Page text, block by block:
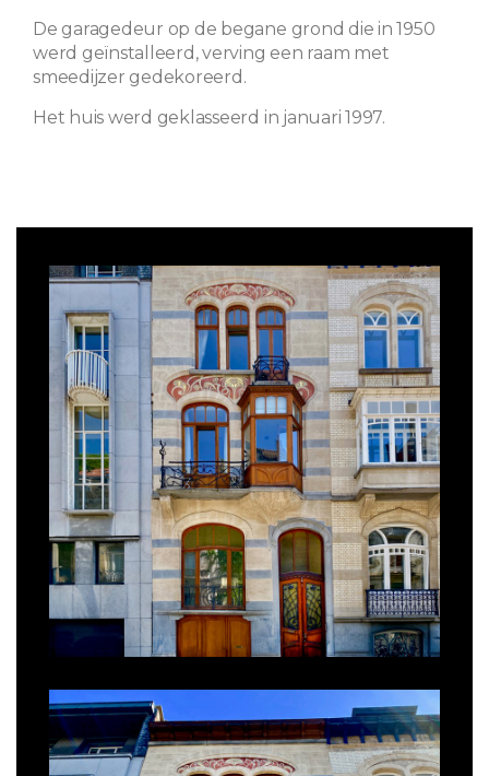
De garagedeur op de begane grond die in 1950
werd geïnstalleerd, verving een raam met
smeedijzer gedekoreerd.
Het huis werd geklasseerd in januari 1997.